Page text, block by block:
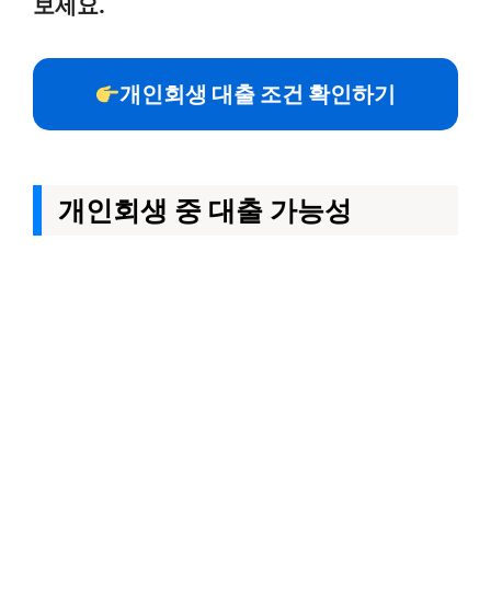
보세요.
개인회생 대출 조건 확인하기
개인회생 중 대출 가능성